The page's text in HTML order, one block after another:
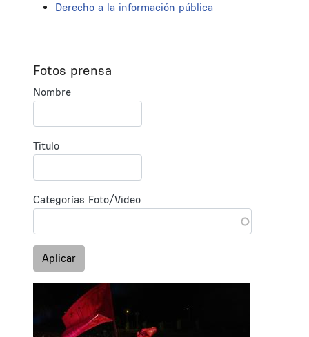
Derecho a la información pública
Fotos prensa
Nombre
Titulo
Categorías Foto/Video
Aplicar